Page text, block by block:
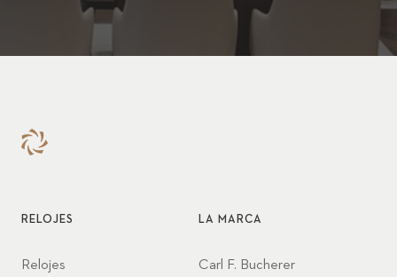
RELOJES
Relojes
LA MARCA
Carl F. Bucherer